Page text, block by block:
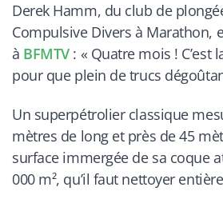
Derek Hamm, du club de
Compulsive Divers à Marathon,
à BFMTV: « Quatre mois ! C’est
pour que plein de trucs
Un superpétrolier classique
mètres de long et près de 45
surface immergée de sa coque
000 m², qu’il faut nettoyer